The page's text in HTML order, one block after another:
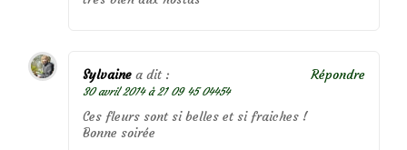
Sylvaine a dit :
30 avril 2014 à 21 09 45 04454
Ces fleurs sont si belles et si fraiches !
Bonne soirée
Répondre